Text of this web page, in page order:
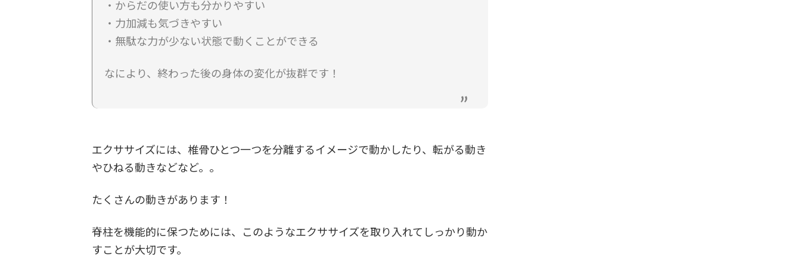
・からだの使い方も分かりやすい
・力加減も気づきやすい
・無駄な力が少ない状態で動くことができる
なにより、終わった後の身体の変化が抜群です！
エクササイズには、椎骨ひとつ一つを分離するイメージで動かしたり、転がる動き
やひねる動きなどなど。。
たくさんの動きがあります！
脊柱を機能的に保つためには、このようなエクササイズを取り入れてしっかり動か
すことが大切です。